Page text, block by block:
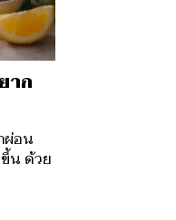
าก
ผ่อน
น ด้วย